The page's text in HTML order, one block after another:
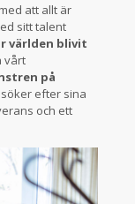
att allt är
sitt talent
världen blivit
vårt
på
efter sina
och ett